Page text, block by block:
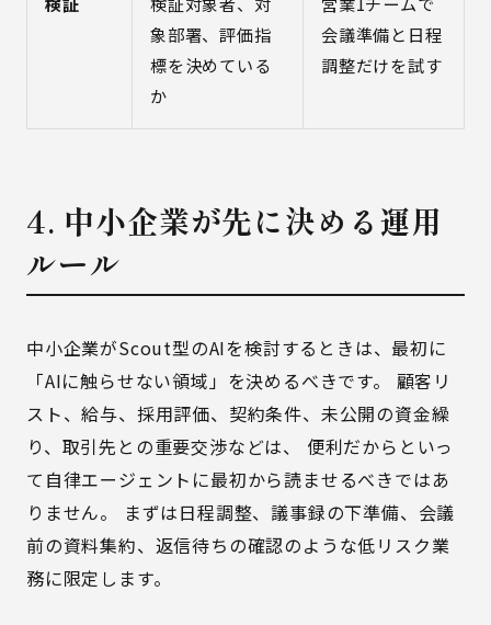
象部署、評価指
標を決めている
か
会議準備と日程
調整だけを試す
4. 中小企業が先に決める運用
ルール
中小企業がScout型のAIを検討するときは、最初に
「AIに触らせない領域」を決めるべきです。 顧客リ
スト、給与、採用評価、契約条件、未公開の資金繰
り、取引先との重要交渉などは、 便利だからといっ
て自律エージェントに最初から読ませるべきではあ
りません。 まずは日程調整、議事録の下準備、会議
前の資料集約、返信待ちの確認のような低リスク業
務に限定します。